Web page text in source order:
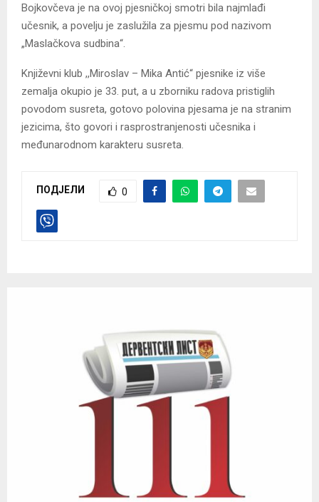
Bojkovčeva je na ovoj pjesničkoj smotri bila najmlađi
učesnik, a povelju je zaslužila za pjesmu pod nazivom
„Maslačkova sudbina“.
Književni klub ,,Miroslav – Mika Antić“ pjesnike iz više
zemalja okupio je 33. put, a u zborniku radova pristiglih
povodom susreta, gotovo polovina pjesama je na stranim
jezicima, što govori i rasprostranjenosti učesnika i
međunarodnom karakteru susreta.
ПОДЈЕЛИ 0